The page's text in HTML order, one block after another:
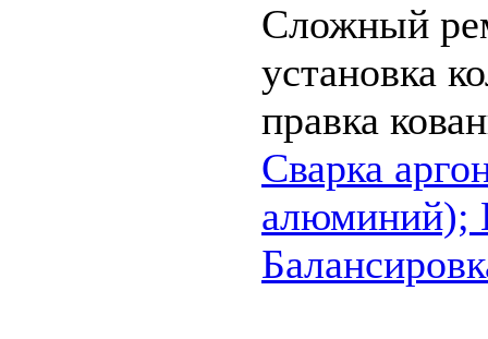
Сложный
установка
правка
Cварка
алюминий);